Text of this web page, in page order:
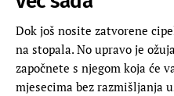
Dok još nosite zatvorene
na stopala. No upravo je
započnete s njegom koja će
mjesecima bez razmišljanja